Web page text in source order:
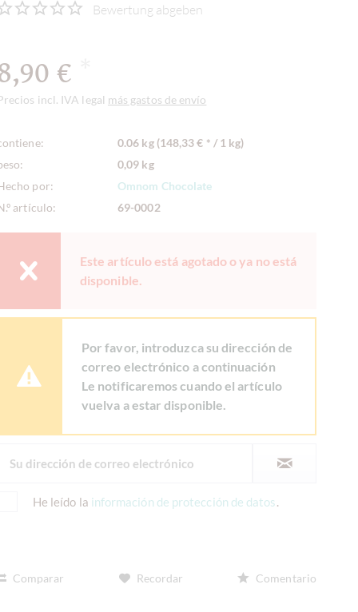
Bewertung abgeben
€
incl. IVA legal más gastos de envío
0.06 kg (148,33 € * / 1 kg)
0,09 kg
por:
Omnom Chocolate
artículo:
69-0002
Este artículo está agotado o ya no está
disponible.
Por favor, introduzca su dirección de
correo electrónico a continuación
Le notificaremos cuando el artículo
vuelva a estar disponible.
He leído la información de protección de datos.
Comparar Recordar Comentario